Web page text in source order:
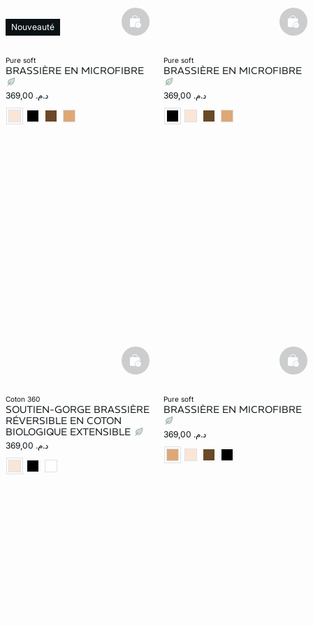
pure soft
BRASSIÈRE EN MICROFIBRE
د.م. 369,00
Nouveauté basketfull
pure soft
BRASSIÈRE EN MICROFIBRE
د.م. 369,00
coton 360
SOUTIEN-GORGE BRASSIÈRE
RÉVERSIBLE EN COTON
BIOLOGIQUE EXTENSIBLE
د.م. 369,00
basketfull
pure soft
BRASSIÈRE EN MICROFIBRE
د.م. 369,00